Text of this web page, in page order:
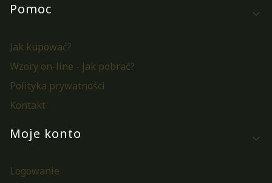
Pomoc
Jak kupować?
Wzory on-line - jak pobrać?
Polityka prywatności
Kontakt
Moje konto
Logowanie